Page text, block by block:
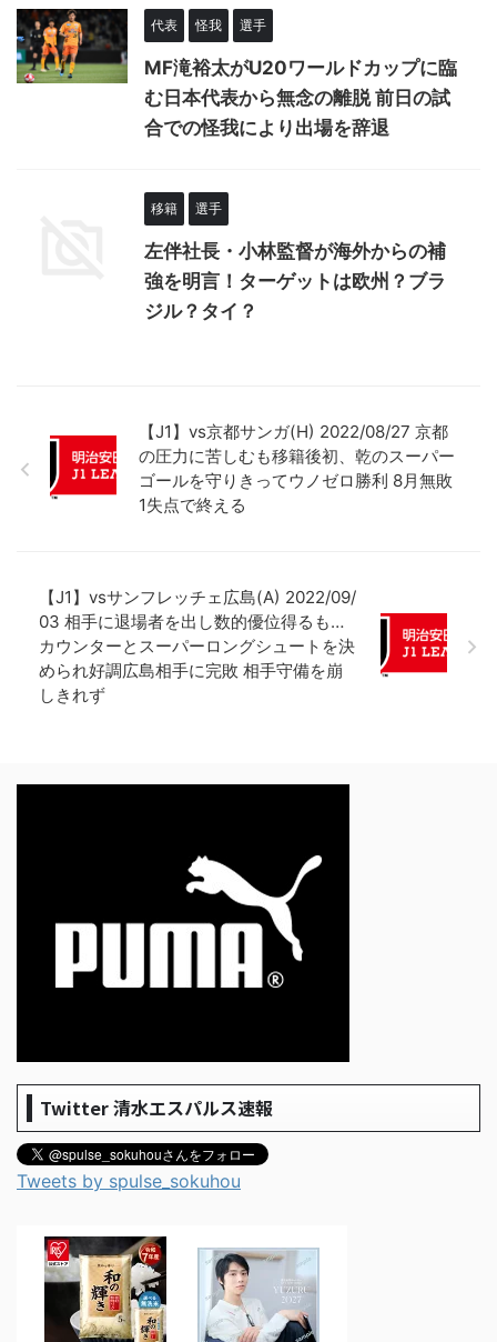
代表 怪我 選手
MF滝裕太がU20ワールドカップに臨
む日本代表から無念の離脱 前日の試
合での怪我により出場を辞退
移籍 選手
左伴社長・小林監督が海外からの補
強を明言！ターゲットは欧州？ブラ
ジル？タイ？
【J1】vs京都サンガ(H) 2022/08/27 京都
の圧力に苦しむも移籍後初、乾のスーパー
ゴールを守りきってウノゼロ勝利 8月無敗
1失点で終える
【J1】vsサンフレッチェ広島(A) 2022/09/
03 相手に退場者を出し数的優位得るも…
カウンターとスーパーロングシュートを決
められ好調広島相手に完敗 相手守備を崩
しきれず
Twitter 清水エスパルス速報
Tweets by spulse_sokuhou